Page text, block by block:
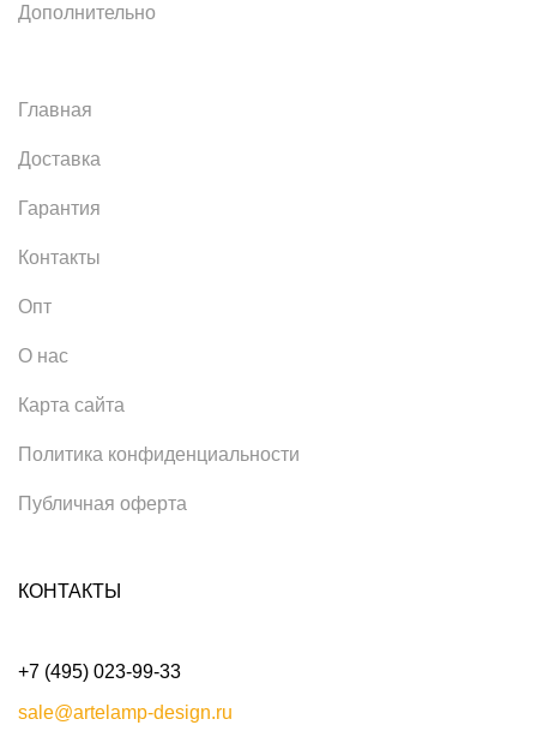
Дополнительно
Главная
Доставка
Гарантия
Контакты
Опт
О нас
Карта сайта
Политика конфиденциальности
Публичная оферта
КОНТАКТЫ
+7 (495) 023-99-33
sale@artelamp-design.ru